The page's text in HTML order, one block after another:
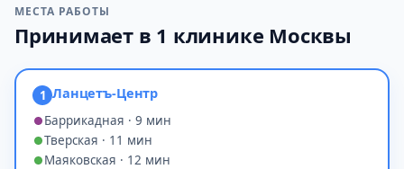
МЕСТА РАБОТЫ
Принимает в 1 клинике Москвы
1 Ланцетъ-Центр
Баррикадная · 9 мин
Тверская · 11 мин
Маяковская · 12 мин